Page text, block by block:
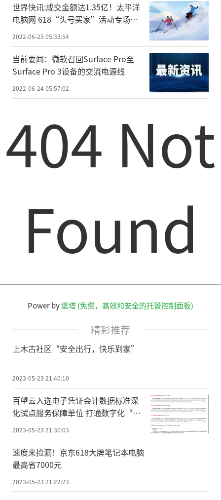
世界快讯:成交金额达1.35亿！太平洋
电脑网 618“头号买家”活动专场收
官
2022-06-25 05:33:54
当前要闻：微软召回Surface Pro至
Surface Pro 3设备的交流电源线
2022-06-24 05:57:02
404 Not
Found
Power by堡塔 (免费，高效和安全的托管控制面板)
精彩推荐
上木古社区“安全出行，快乐到家”
2023-05-23 21:40:10
百望云入选电子凭证会计数据标准深
化试点服务保障单位 打通数字化“最
2023-05-23 21:30:03
速度来捡漏！京东618大牌笔记本电脑
最高省7000元
2023-05-23 21:22:23